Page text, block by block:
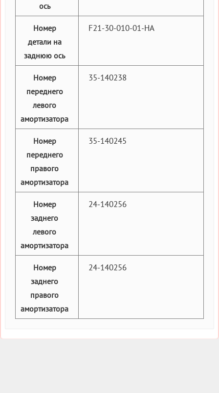
ось
Номер
детали на
заднюю ось
F21-30-010-01-HA
Номер
переднего
левого
амортизатора
35-140238
Номер
переднего
правого
амортизатора
35-140245
Номер
заднего
левого
амортизатора
24-140256
Номер
заднего
правого
амортизатора
24-140256